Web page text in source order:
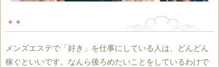
＊＊
メンズエステで「好き」を仕事にしている人は、どんどん
稼ぐといいです。なんら後ろめたいことをしているわけで